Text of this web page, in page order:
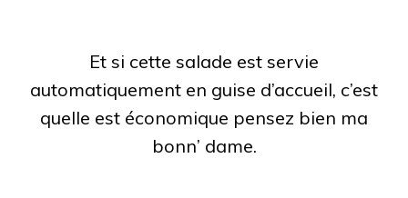
Et si cette salade est servie
automatiquement en guise d’accueil, c’est
quelle est économique pensez bien ma
bonn’ dame.